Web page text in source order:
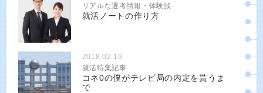
リアルな選考情報・体験談
就活ノートの作り方
2018.02.19
就活特集記事
コネ0の僕がテレビ局の内定を貰うま
で